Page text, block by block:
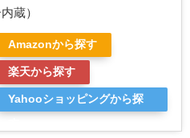
蔵）
Amazonから探す
楽天から探す
Yahooショッピングから探